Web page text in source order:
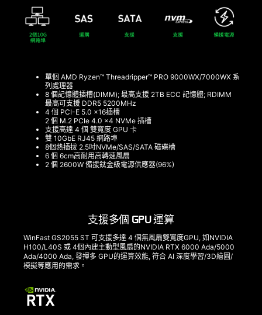
單個 AMD Ryzen™ Threadripper™ PRO 9000WX/7000WX 系
列處理器
8 個記憶體插槽(DIMM); 最高支援 2TB ECC 記憶體; RDIMM
最高可支援 DDR5 5200MHz
4 個 PCI-E 5.0 x16插槽
2 個 M.2 PCIe 4.0 x4 NVMe 插槽
支援高達 4 個 雙寬度 GPU 卡
雙 10GbE RJ45 網路埠
8個熱插拔 2.5吋NVMe/SAS/SATA 磁碟槽
6 個 6cm高耐用高轉速風扇
2 個 2600W 備援鈦金級電源供應器(96%)
支援多個 GPU 運算
WinFast GS2055 ST 可支援多達 4 個無風扇雙寬度GPU, 如NVIDIA
H100/L40S 或 4個內建主動型風扇的NVIDIA RTX 6000 Ada/5000
Ada/4000 Ada, 發揮多 GPU的運算效能, 符合 AI 深度學習/3D繪圖/
模擬等應用的需求。